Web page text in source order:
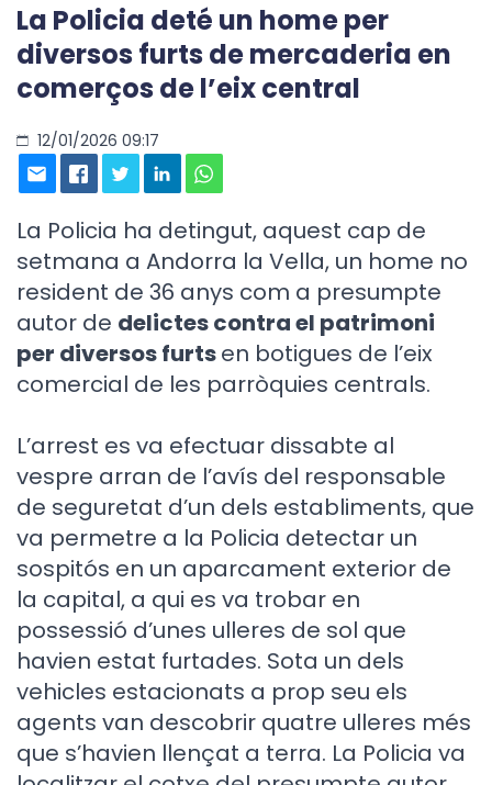
La Policia deté un home per
diversos furts de mercaderia en
comerços de l’eix central
12/01/2026 09:17
La Policia ha detingut, aquest cap de
setmana a Andorra la Vella, un home no
resident de 36 anys com a presumpte
autor de delictes contra el patrimoni
per diversos furtsen botigues de l’eix
comercial de les parròquies centrals.
L’arrest es va efectuar dissabte al
vespre arran de l’avís del responsable
de seguretat d’un dels establiments, que
va permetre a la Policia detectar un
sospitós en un aparcament exterior de
la capital, a qui es va trobar en
possessió d’unes ulleres de sol que
havien estat furtades. Sota un dels
vehicles estacionats a prop seu els
agents van descobrir quatre ulleres més
que s’havien llençat a terra. La Policia va